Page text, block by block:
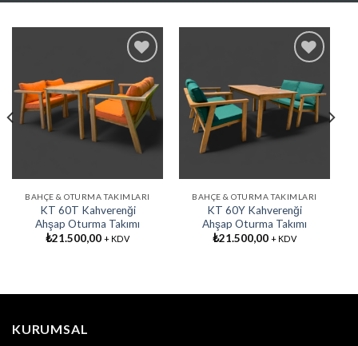
Favorilere
Ekle
BAHÇE & OTURMA TAKIMLARI
KT 60T Kahverenği
Ahşap Oturma Takımı
₺21.500,00 + KDV
Favorilere
Ekle
BAHÇE & OTURMA TAKIMLARI
KT 60Y Kahverenği
Ahşap Oturma Takımı
₺21.500,00 + KDV
KURUMSAL